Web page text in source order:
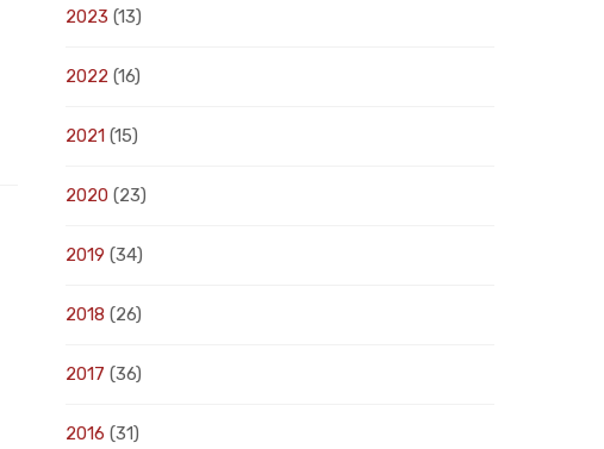
2023 (13)
2022 (16)
2021(15)
2020(23)
2019 (34)
2018 (26)
2017 (36)
2016 (31)